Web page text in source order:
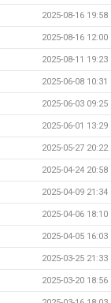
2025-08-16 19:58
2025-08-16 12:00
2025-08-11 19:23
2025-06-08 10:31
2025-06-03 09:25
2025-06-01 13:29
2025-05-27 20:22
2025-04-24 20:58
2025-04-09 21:34
2025-04-06 18:10
2025-04-05 16:03
2025-03-25 21:33
2025-03-20 18:56